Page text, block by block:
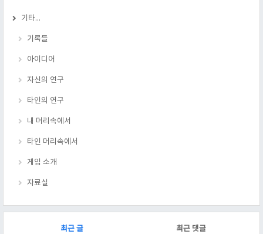
기타...
기록들
아이디어
자신의 연구
타인의 연구
내 머리속에서
타인 머리속에서
게임 소개
자료실
최근 글 최근 댓글